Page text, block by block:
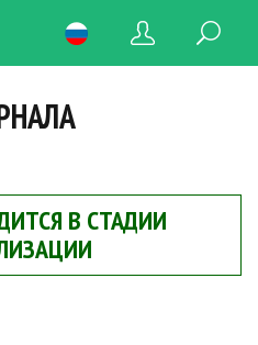
В СТАДИИ